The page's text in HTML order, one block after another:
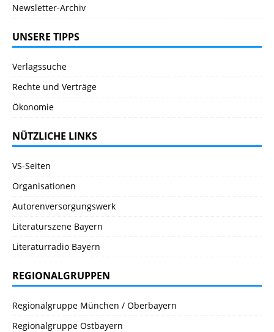
Newsletter-Archiv
UNSERE TIPPS
Verlagssuche
Rechte und Verträge
Ökonomie
NÜTZLICHE LINKS
VS-Seiten
Organisationen
Autorenversorgungswerk
Literaturszene Bayern
Literaturradio Bayern
REGIONALGRUPPEN
Regionalgruppe München / Oberbayern
Regionalgruppe Ostbayern